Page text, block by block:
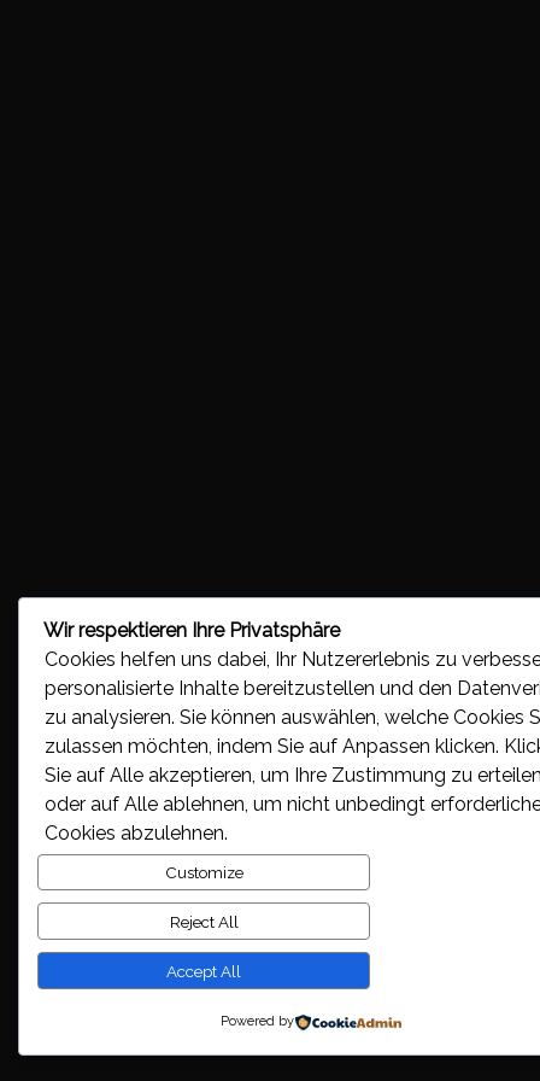
Wir respektieren Ihre Privatsphäre
Cookies helfen uns dabei, Ihr Nutzererlebnis zu
personalisierte Inhalte bereitzustellen und den
zu analysieren. Sie können auswählen, welche Cookies
zulassen möchten, indem Sie auf Anpassen klicken.
Sie auf Alle akzeptieren , um Ihre Zustimmung zu
oder auf Alle ablehnen , um nicht unbedingt
Cookies abzulehnen.
Customize
Reject All
Accept All
Powered by